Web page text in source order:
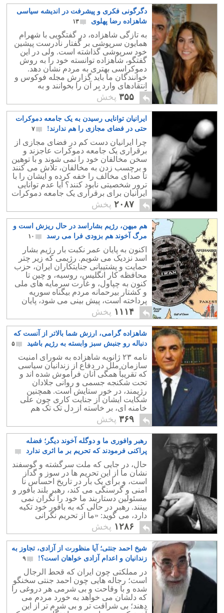
دگرگونی فکری و پیشرفت در اندیشه سیاسی
شاهزاده رضا پهلوی
۱۳
به تازگی شاهزاده، در گفتگویی با شهرام
همایون سرپوشی بر گفتار نادرست پیشین
خود سرپوشی گذاشته است. ولی در این
گفتگو، شاهزاده توانسته خود را به روش
دموکراسی بهتری به مردم نشان دهد.
خوانندگان ما باید گزارش مجله فوکوس و
انتقادهای وارد بر آن را بخوانند و به
گفتارشاهزاده گوش فرا دهند تا به حقیقت
پی ببرند.
۳۵۵ پخش
ایرانیان توانایی رسیدن به یک جامعه دموکرات
حتی در فضای مجازی را هم ندارند!
۷
چرا ایرانیان دست کم در فضای مجازی از
برقراری یک جامعه دموکرات عاجزند و
سخن مخالفان خود را نمی شوند و با توهین
و برچسب زدن به مخالفان، تلاش می کنند
تا صدای مخالف را خفه کرده و ایشان را با
ترور شخصیتی نابود کنند؟ آیا عدم توانایی
ایرانیان برای برقراری یک جامعه دموکرات
مجازی نتیجه اعمال رژیم اسلامی است؟
۲۰۸۷ پخش
هم میهن، رژیم بشاراسد در حال ریزش است و
مرگ آخوند هم بزودی فرا می رسد
۱۰
اکنون به پایان عمر نکبت بار رژیم بشار
اسد نزدیک می شویم. رژیمی که زیر چتر
حمایت و پشتیبانی جنایتکاران ایران، حزب
محافظه کار انگلیس، روسیه، و چین تا
کنون به چپاول، و غارت سرمایه های ملی
و کشتار بیرحمانه مردم بیگناه سوریه
پرداخته است، پیش بینی می شود، پایان
تابستان جاری، پایان عمر این رژیم است.
۱۱۱۴ پخش
شاهزاده گرامی، ارزش شما بالاتر از آنست که
دنباله رو جنبش سبز وابسته به رژیم باشید
۵
نامه ۲۳ ژانویه شاهزاده به شورای امنیت
سازمان ملل در دفاع از زندانیان سیاسی
که تقریباً همگی آنان فراموش شده اند و
تحت شکنجه جسمی و روانی جلادان
رژیمند، در خور ستایش است. همچنین
شکایت ایشان از جنایت کاری چون علی
خامنه ای، بر خاسته از دل تک تک هم
میهنان زجر کشیده و لگدکوب شده
سرزمینمان است.
۳۶۹ پخش
رهبر وافوری ما و دوگله آخوند دیگر؛ فضله
پراکنی فرمودند که تحریم بر ما اثری ندارد
۲۴
حال، در جایی که ملت سرگشته و گوسفند
نشان ما از این تحریم ها در سوز و گداز
است، و برای یک بار در تاریخ احساس نا
امنی و گرسنگی می کند، رهبر بلند بافور و
مسئولین دستاربند ما خود را نگران نمی
بینند. رهبر در حالی که به بافور خود تکیه
دارد، می گوید: «ما از تحریم نگرانی
نداریم.! »
۱۲۸۶ پخش
شیخ احمد جنتی؛ آیا منظورت از آزادی، تجاوز به
زندانیان و اعدام آزادی خواهان است؟!
۹
در مملکتی چون ایران که قحط الرجال
است؛ رجاله هایی چون احمد جنتی سخنگو
شده و با وقاحت و بی شرمی هر دروغی را
که دلشان می خواهد به خورد مردم می
دهند؛ بی شرافت تر و بی شرم تر از این